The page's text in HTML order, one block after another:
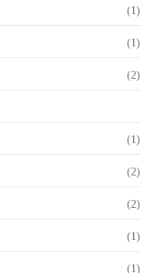
(1)
(1)
(2)
(1)
(2)
(2)
(1)
(1)